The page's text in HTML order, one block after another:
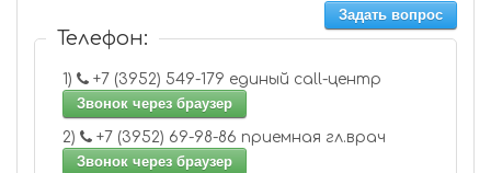
Задать вопрос
Телефон:
1)
+7 (3952) 549-179 единый call-центр
Звонок через браузер
2)
+7 (3952) 69-98-86 приемная гл.врач
Звонок через браузер